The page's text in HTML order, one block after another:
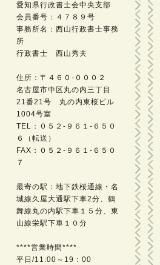
愛知県行政書士会中央支部
会員番号：４７８９号
事務所名：西山行政書士事務
所
行政書士 西山秀夫
住所：〒４６０-０００２
名古屋市中区丸の内三丁目
21番21号 丸の内東桜ビル
1004号室
TEL：０５２-９６１-６５０
６（転送）
FAX：０５２-９６１-６５０
７
最寄の駅：地下鉄桜通線・名
城線久屋大通駅下車2分、鶴
舞線丸の内駅下車１５分、東
山線栄駅下車１０分
****営業時間****
平日/11:00～19：00